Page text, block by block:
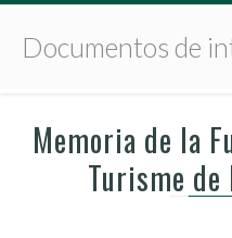
Documentos de
Memoria de la
Turisme de